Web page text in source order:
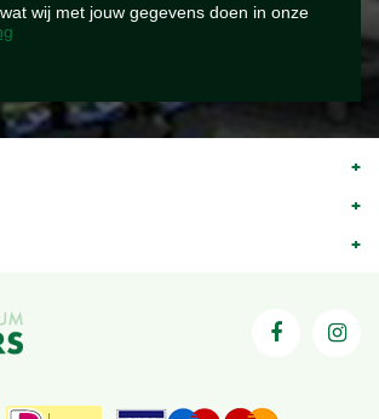
wij met jouw gegevens doen in onze